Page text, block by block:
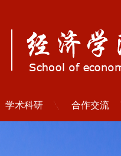
学术科研 合作交流